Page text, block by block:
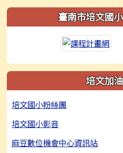
臺南市培文國
培文加
培文國小粉絲團
培文國小影音
麻豆數位機會中心資訊站